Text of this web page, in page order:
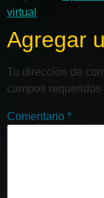
virtual
Agregar
Tu dirección de
campos
Comentario *